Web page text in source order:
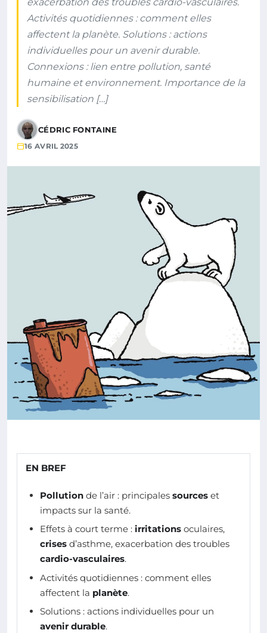
Activités quotidiennes : comment elles
affectent la planète. Solutions : actions
individuelles pour un avenir durable.
Connexions : lien entre pollution, santé
humaine et environnement. Importance de la
sensibilisation […]
CÉDRIC FONTAINE
16 AVRIL 2025
EN BREF
Pollution de l’air : principales sources et
impacts sur la santé.
Effets à court terme : irritations oculaires,
crises d’asthme, exacerbation des troubles
cardio-vasculaires.
Activités quotidiennes : comment elles
affectent la planète.
Solutions : actions individuelles pour un
avenir durable.